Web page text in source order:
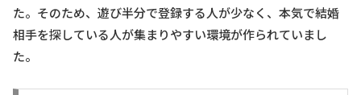
た。そのため、遊び半分で登録する人が少なく、本気で結婚
相手を探している人が集まりやすい環境が作られていまし
た。